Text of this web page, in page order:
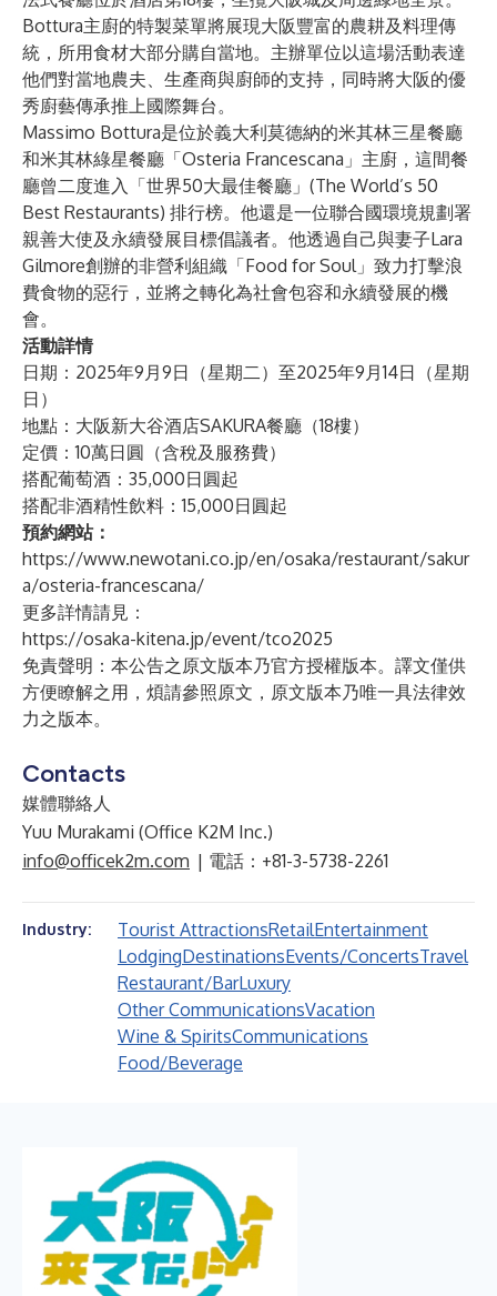
Bottura主廚的特製菜單將展現大阪豐富的農耕及料理傳
統，所用食材大部分購自當地。主辦單位以這場活動表達
他們對當地農夫、生產商與廚師的支持，同時將大阪的優
秀廚藝傳承推上國際舞台。
Massimo Bottura是位於義大利莫德納的米其林三星餐廳
和米其林綠星餐廳「Osteria Francescana」主廚，這間餐
廳曾二度進入「世界50大最佳餐廳」(The World’s 50
Best Restaurants) 排行榜。他還是一位聯合國環境規劃署
親善大使及永續發展目標倡議者。他透過自己與妻子Lara
Gilmore創辦的非營利組織「Food for Soul」致力打擊浪
費食物的惡行，並將之轉化為社會包容和永續發展的機
會。
活動詳情
日期：2025年9月9日（星期二）至2025年9月14日（星期
日）
地點：大阪新大谷酒店SAKURA餐廳（18樓）
定價：10萬日圓（含稅及服務費）
搭配葡萄酒：35,000日圓起
搭配非酒精性飲料：15,000日圓起
預約網站：
https://www.newotani.co.jp/en/osaka/restaurant/sakur
a/osteria-francescana/
更多詳情請見：
https://osaka-kitena.jp/event/tco2025
免責聲明：本公告之原文版本乃官方授權版本。譯文僅供
方便瞭解之用，煩請參照原文，原文版本乃唯一具法律效
力之版本。
Contacts
媒體聯絡人
Yuu Murakami (Office K2M Inc.)
info@officek2m.com | 電話：+81-3-5738-2261
Industry: Tourist AttractionsRetailEntertainment
LodgingDestinationsEvents/ConcertsTravel
Restaurant/BarLuxury
Other CommunicationsVacation
Wine & SpiritsCommunications
Food/Beverage